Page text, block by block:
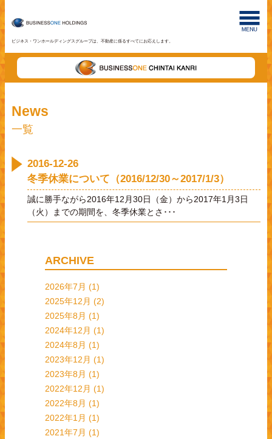
ビジネス・ワンホールディングスグループは、不動産に係るすべてにお応えします。
News
一覧
2016-12-26
冬季休業について（2016/12/30～2017/1/3）
誠に勝手ながら2016年12月30日（金）から2017年1月3日
（火）までの期間を、冬季休業とさ･･･
ARCHIVE
2026年7月 (1)
2025年12月 (2)
2025年8月 (1)
2024年12月 (1)
2024年8月 (1)
2023年12月 (1)
2023年8月 (1)
2022年12月 (1)
2022年8月 (1)
2022年1月 (1)
2021年7月 (1)